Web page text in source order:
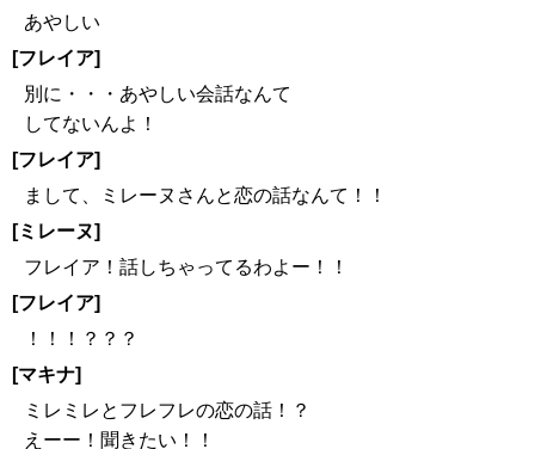
あやしい
[フレイア]
別に・・・あやしい会話なんて
してないんよ！
[フレイア]
まして、ミレーヌさんと恋の話なんて！！
[ミレーヌ]
フレイア！話しちゃってるわよー！！
[フレイア]
！！！？？？
[マキナ]
ミレミレとフレフレの恋の話！？
えーー！聞きたい！！